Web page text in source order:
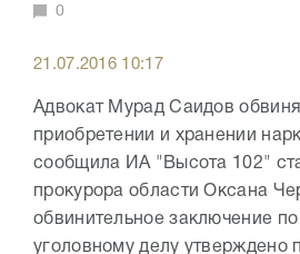
0
21.07.2016 10:17
Адвокат Мурад Саидов
приобретении и хранении
сообщила ИА "Высота 102"
прокурора области Оксана
обвинительное заключение
уголовному делу утверждено